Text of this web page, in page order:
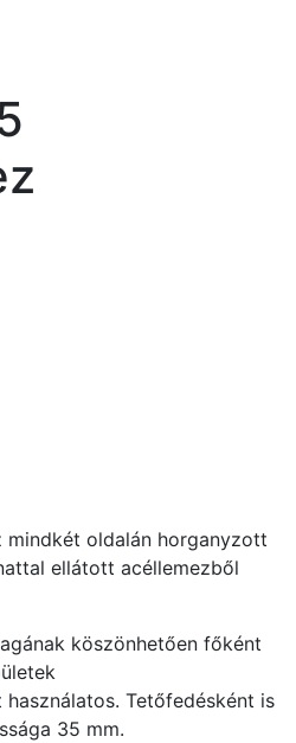
mindkét oldalán horganyzott
ellátott acéllemezből
köszönhetően főként
Tetőfedésként is
35 mm.